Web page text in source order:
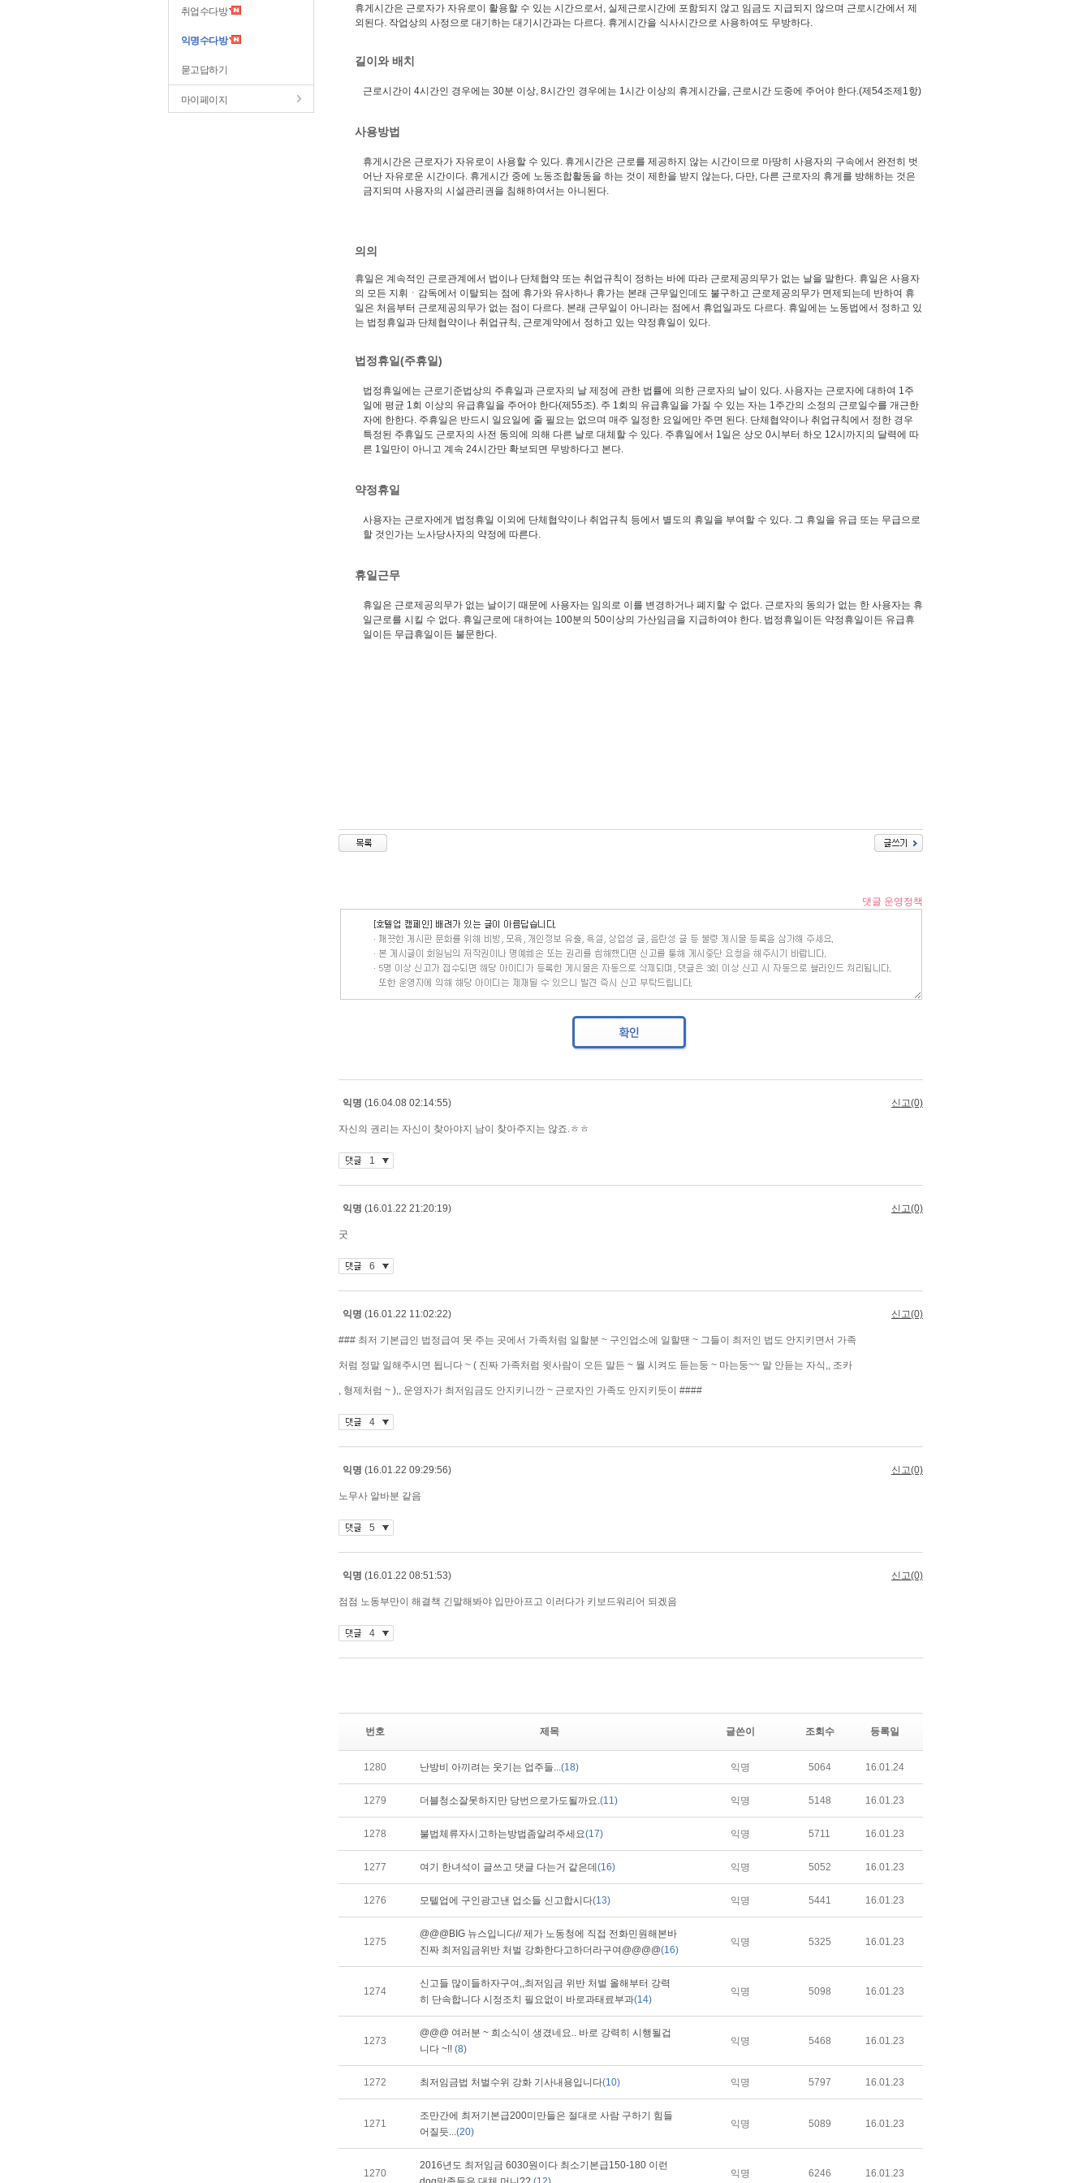
취업수다방
익명수다방
묻고답하기
마이페이지
휴게시간은 근로자가 자유로이 활용할 수 있는 시간으로서, 실제근로시간에 포함되지 않고 임금도 지급되지 않으며 근로시간에서 제
외된다. 작업상의 사정으로 대기하는 대기시간과는 다르다. 휴게시간을 식사시간으로 사용하여도 무방하다.
길이와 배치
근로시간이 4시간인 경우에는 30분 이상, 8시간인 경우에는 1시간 이상의 휴게시간을, 근로시간 도중에 주어야 한다.(제54조제1항)
사용방법
휴게시간은 근로자가 자유로이 사용할 수 있다. 휴게시간은 근로를 제공하지 않는 시간이므로 마땅히 사용자의 구속에서 완전히 벗
어난 자유로운 시간이다. 휴게시간 중에 노동조합활동을 하는 것이 제한을 받지 않는다, 다만, 다른 근로자의 휴게를 방해하는 것은
금지되며 사용자의 시설관리권을 침해하여서는 아니된다.
의의
휴일은 계속적인 근로관계에서 법이나 단체협약 또는 취업규칙이 정하는 바에 따라 근로제공의무가 없는 날을 말한다. 휴일은 사용자
의 모든 지휘ㆍ감독에서 이탈되는 점에 휴가와 유사하나 휴가는 본래 근무일인데도 불구하고 근로제공의무가 면제되는데 반하여 휴
일은 처음부터 근로제공의무가 없는 점이 다르다. 본래 근무일이 아니라는 점에서 휴업일과도 다르다. 휴일에는 노동법에서 정하고 있
는 법정휴일과 단체협약이나 취업규칙, 근로계약에서 정하고 있는 약정휴일이 있다.
법정휴일(주휴일)
법정휴일에는 근로기준법상의 주휴일과 근로자의 날 제정에 관한 법률에 의한 근로자의 날이 있다. 사용자는 근로자에 대하여 1주
일에 평균 1회 이상의 유급휴일을 주어야 한다(제55조). 주 1회의 유급휴일을 가질 수 있는 자는 1주간의 소정의 근로일수를 개근한
자에 한한다. 주휴일은 반드시 일요일에 줄 필요는 없으며 매주 일정한 요일에만 주면 된다. 단체협약이나 취업규칙에서 정한 경우
특정된 주휴일도 근로자의 사전 동의에 의해 다른 날로 대체할 수 있다. 주휴일에서 1일은 상오 0시부터 하오 12시까지의 달력에 따
른 1일만이 아니고 계속 24시간만 확보되면 무방하다고 본다.
약정휴일
사용자는 근로자에게 법정휴일 이외에 단체협약이나 취업규칙 등에서 별도의 휴일을 부여할 수 있다. 그 휴일을 유급 또는 무급으로
할 것인가는 노사당사자의 약정에 따른다.
휴일근무
휴일은 근로제공의무가 없는 날이기 때문에 사용자는 임의로 이를 변경하거나 폐지할 수 없다. 근로자의 동의가 없는 한 사용자는 휴
일근로를 시킬 수 없다. 휴일근로에 대하여는 100분의 50이상의 가산임금을 지급하여야 한다. 법정휴일이든 약정휴일이든 유급휴
일이든 무급휴일이든 불문한다.
번호 제목 글쓴이 조회수 등록일
1280 난방비 아끼려는 웃기는 업주들...(18) 익명 5064 16.01.24
1279 더블청소잘못하지만 당번으로가도될까요.(11) 익명 5148 16.01.23
1278 불법체류자시고하는방법좀알려주세요(17) 익명 5711 16.01.23
1277 여기 한녀석이 글쓰고 댓글 다는거 같은데 (16) 익명 5052 16.01.23
1276 모텔업에 구인광고낸 업소들 신고합시다(13) 익명 5441 16.01.23
1275
@@@BIG 뉴스입니다// 제가 노동청에 직접 전화민원해본바
진짜 최저임금위반 처벌 강화한다고하더라구여@@@@(16)
익명 5325 16.01.23
1274
신고들 많이들하자구여,,최저임금 위반 처벌 올해부터 강력
히 단속합니다 시정조치 필요없이 바로과태료부과(14)
익명 5098 16.01.23
1273
@@@ 여러분 ~ 희소식이 생겼네요.. 바로 강력히 시행될겁
니다 ~!! (8)
익명 5468 16.01.23
1272 최저임금법 처벌수위 강화 기사내용입니다(10) 익명 5797 16.01.23
1271
조만간에 최저기본급200미만들은 절대로 사람 구하기 힘들
어질듯...(20)
익명 5089 16.01.23
1270
2016년도 최저임금 6030원이다 최소기본급150-180 이런
익명 6246 16.01.23